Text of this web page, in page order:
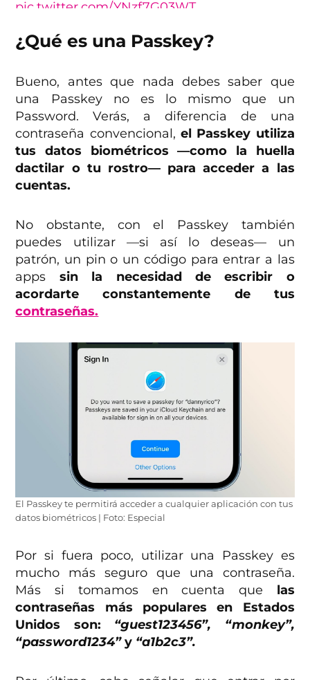
pic.twitter.com/YNzf7G03WT
— Dashlane (@dashlane)September 8, 2023
¿Qué es una Passkey?
Bueno, antes que nada debes saber que
una Passkey no es lo mismo que un
Password. Verás, a diferencia de una
contraseña convencional, el Passkey utiliza
tus datos biométricos —como la huella
dactilar o tu rostro— para acceder a las
cuentas.
No obstante, con el Passkey también
puedes utilizar —si así lo deseas— un
patrón, un pin o un código para entrar a las
apps sin la necesidad de escribir o
acordarte constantemente de tus
contraseñas.
El Passkey te permitirá acceder a cualquier aplicación con tus
datos biométricos | Foto: Especial
Por si fuera poco, utilizar una Passkey es
mucho más seguro que una contraseña.
Más si tomamos en cuenta que las
contraseñas más populares en Estados
Unidos son: “guest123456”, “monkey”,
“password1234”y “a1b2c3”.